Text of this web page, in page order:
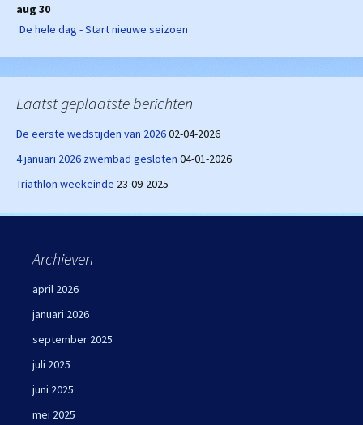
aug 30
De hele dag - Start nieuwe seizoen
Laatst geplaatste berichten
De eerste wedstijden van 202602-04-2026
4 januari 2026 zwembad gesloten 04-01-2026
Triathlon weekeinde 23-09-2025
Archieven
april 2026
januari 2026
september 2025
juli 2025
juni 2025
mei 2025